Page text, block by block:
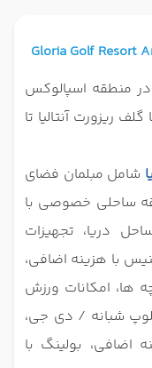
Gloria Golf Resort
در منطقه اسپالوکس
گلوریا گلف ریزورت آنتالیا تا
شامل مبلمان فضای
ساحلی خصوصی با
دریا، تجهیزات
با هزینه اضافی،
ها، امکانات ورزش
شبانه / دی جی،
اضافی، بولینگ با